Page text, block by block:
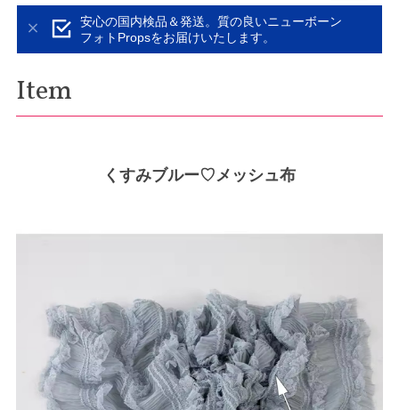
安心の国内検品＆発送。質の良いニューボーン
フォトPropsをお届けいたします。
Item
くすみブルー♡メッシュ布